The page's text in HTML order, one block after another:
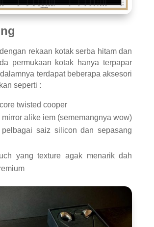
rekaan kotak serba hitam dan
permukaan kotak hanya terpapar
terdapat beberapa aksesori
seperti :
twisted cooper
alike iem (sememangnya wow)
saiz silicon dan sepasang
yang texture agak menarik dah